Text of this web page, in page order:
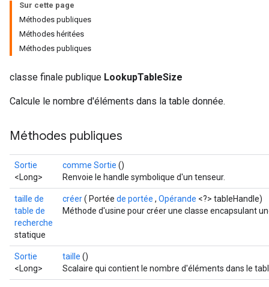
Sur cette page
Méthodes publiques
Méthodes héritées
Méthodes publiques
classe finale publique LookupTableSize
Calcule le nombre d'éléments dans la table donnée.
Méthodes publiques
Sortie
<Long>
comme Sortie ()
Renvoie le handle symbolique d'un tenseur.
taille de
table de
recherche
statique
créer( Portée de portée , Opérande <?> tableHandle)
Méthode d'usine pour créer une classe encapsulant
Sortie
<Long>
taille ()
Scalaire qui contient le nombre d'éléments dans le